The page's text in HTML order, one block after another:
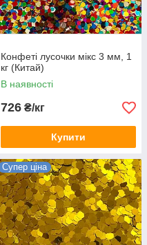
Конфеті лусочки мікс 3 мм, 1
кг (Китай)
В наявності
726 ₴/кг
Купити
Супер ціна